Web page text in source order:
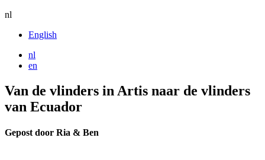
nl
English
nl
en
Van de vlinders in Artis naar de vlinders
van Ecuador
Gepost door Ria & Ben